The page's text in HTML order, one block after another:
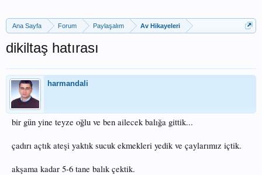
Ana Sayfa Forum Paylaşalım Av Hikayeleri
dikiltaş hatırası
harmandali
bir gün yine teyze oğlu ve ben ailecek balığa gittik...
çadırı açtık ateşi yaktık sucuk ekmekleri yedik ve çaylarımız içtik.
akşama kadar 5-6 tane balık çektik.